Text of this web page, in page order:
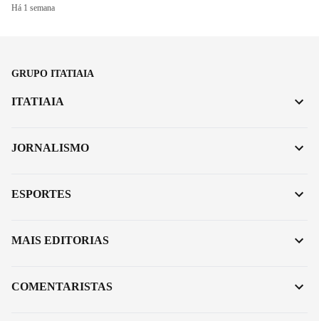
Há 1 semana
GRUPO ITATIAIA
ITATIAIA
JORNALISMO
ESPORTES
MAIS EDITORIAS
COMENTARISTAS